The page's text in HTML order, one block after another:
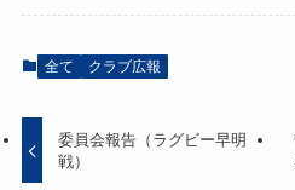
全て クラブ広報
委員会報告（ラグビー早明
戦）